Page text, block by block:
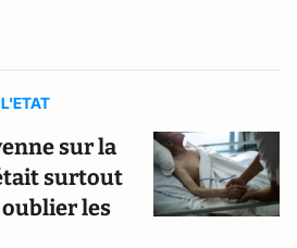
sur la
surtout
les